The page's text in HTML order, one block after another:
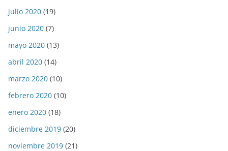
julio 2020 (19)
junio 2020 (7)
mayo 2020 (13)
abril 2020 (14)
marzo 2020 (10)
febrero 2020 (10)
enero 2020 (18)
diciembre 2019 (20)
noviembre 2019 (21)